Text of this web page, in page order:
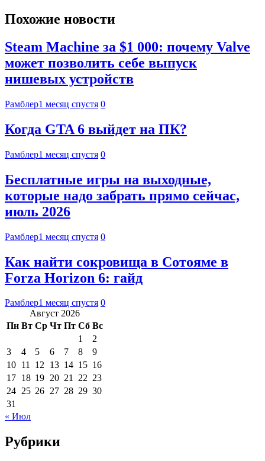
Похожие новости
Steam Machine за $1 000: почему Valve
может позволить себе выпуск
нишевых устройств
Рамблер1 месяц спустя 0
Когда GTA 6 выйдет на ПК?
Рамблер1 месяц спустя 0
Бесплатные игры на выходные,
которые надо забрать прямо сейчас,
июль 2026
Рамблер1 месяц спустя 0
Как найти сокровища в Сотояме в
Forza Horizon 6: гайд
Рамблер1 месяц спустя 0
Август 2026
Пн Вт Ср Чт Пт Сб Вс
1
2
3
4 5 6 7 8
9
10 11 12 13 14 15 16
17 18 19 20 21 22 23
24 25 26 27 28 29 30
31
« Июл
Рубрики